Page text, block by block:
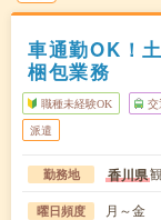
車通勤OK！
梱包業務
職種未経験OK 交
派遣
勤務地 香川県
曜日頻度 月～金